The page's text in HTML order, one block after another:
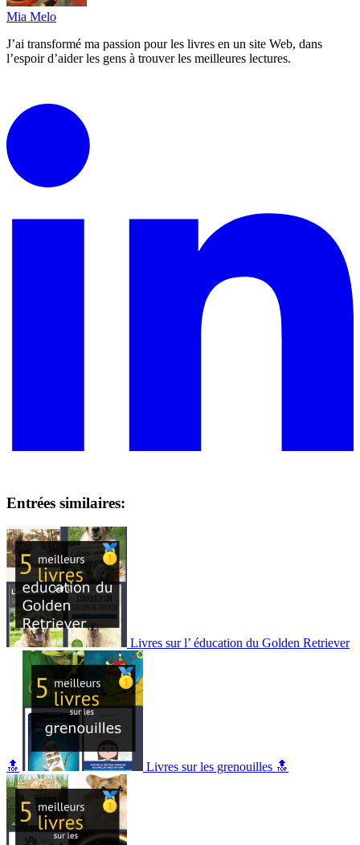
Mia Melo
J’ai transformé ma passion pour les livres en un site Web, dans
l’espoir d’aider les gens à trouver les meilleures lectures.
Entrées similaires:
Livres sur l’ éducation du Golden Retriever
🔝 Livres sur les grenouilles 🔝